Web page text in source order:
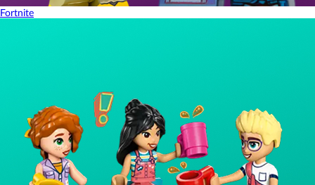
Fortnite